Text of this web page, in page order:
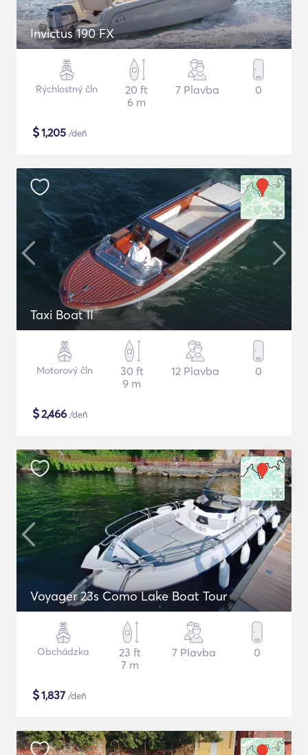
Invictus 190 FX
Rýchlostný čln
20 ft
6 m
7 Plavba 0
$1,205 /deň
Taxi Boat II
Motorový čln
30 ft
9 m
12 Plavba 0
$2,466 /deň
Voyager 23s Como Lake Boat Tour
Obchádzka
23 ft
7 m
7 Plavba 0
$1,837 /deň